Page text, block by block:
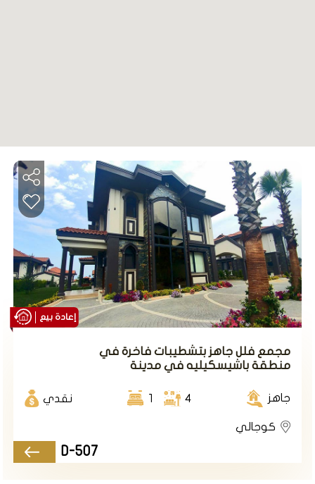
مدينة كوجالي تشمل:
منطقة توجما:
تعتبر منطقة توجما واحدة من أكثر
المناطق التي تجذب المستثمرين والمقيمين. بها مشاريع
سكنية عصرية ومجمعات سكنية فاخرة توفر إطلالات
رائعة على البحر.
منطقة سارييه:تعد منطقة سارييه موقعًا جذابًا
للمستثمرين العقاريين والباحثين عن شقق سكنية. تحتوي
على مجموعة متنوعة من الشقق بأحجام مختلفة.
مشروعات الشقق الفاخرة:هناك العديد من المشاريع
السكنية الفاخرة في مدينة كوجالي تضم شققًا مع
مرافق مثل حمامات سباحة وصالات لياقة بدنية وحدائق
الأسود، هناك العديد من المشاريع التي توفر وصولاً مباشرًا
مجمع فلل جاهز بتشطيبات فاخرة في
منطقة باشيسكيليه في مدينة
جاهز 4
1 نقدي
كوجالي
D-507